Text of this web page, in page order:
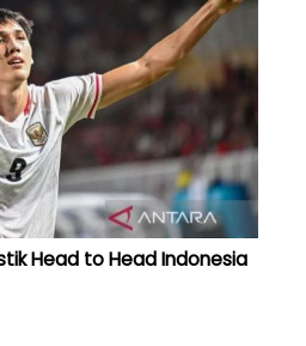
Head to Head Indonesia